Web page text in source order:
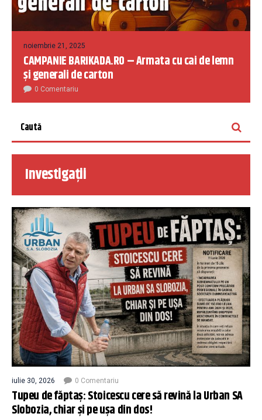
noiembrie 21, 2025
CAMPANIE BARIKADA.RO – Armata cu cai de lemn
și generali de carton
0 Comentariu
Investigații
iulie 30, 2026 0 Comentariu
Tupeu de făptaș: Stoicescu cere să revină la Urban SA
Slobozia, chiar și pe ușa din dos!